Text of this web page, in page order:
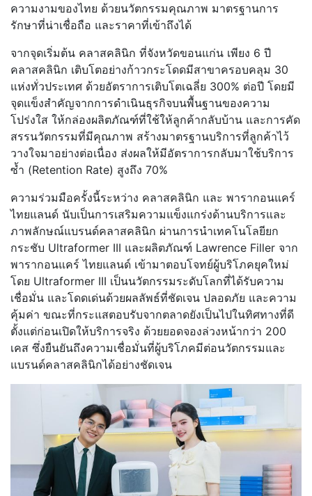
ความงามของไทย ด้วยนวัตกรรมคุณภาพ มาตรฐานการ
รักษาที่น่าเชื่อถือ และราคาที่เข้าถึงได้
จากจุดเริ่มต้น คลาสคลินิก ที่จังหวัดขอนแก่น เพียง 6 ปี
คลาสคลินิก เติบโตอย่างก้าวกระโดดมีสาขาครอบคลุม 30
แห่งทั่วประเทศ ด้วยอัตราการเติบโตเฉลี่ย 300% ต่อปี โดยมี
จุดแข็งสำคัญจากการดำเนินธุรกิจบนพื้นฐานของความ
โปร่งใส ให้กล่องผลิตภัณฑ์ที่ใช้ให้ลูกค้ากลับบ้าน และการคัด
สรรนวัตกรรมที่มีคุณภาพ สร้างมาตรฐานบริการที่ลูกค้าไว้
วางใจมาอย่างต่อเนื่อง ส่งผลให้มีอัตราการกลับมาใช้บริการ
ซ้ำ (Retention Rate) สูงถึง 70%
ความร่วมมือครั้งนี้ระหว่าง คลาสคลินิก และ พารากอนแคร์
ไทยแลนด์ นับเป็นการเสริมความแข็งแกร่งด้านบริการและ
ภาพลักษณ์แบรนด์คลาสคลินิก ผ่านการนำเทคโนโลยียก
กระชับ Ultraformer III และผลิตภัณฑ์ Lawrence Filler จาก
พารากอนแคร์ ไทยแลนด์ เข้ามาตอบโจทย์ผู้บริโภคยุคใหม่
โดย Ultraformer III เป็นนวัตกรรมระดับโลกที่ได้รับความ
เชื่อมั่น และโดดเด่นด้วยผลลัพธ์ที่ชัดเจน ปลอดภัย และความ
คุ้มค่า ขณะที่กระแสตอบรับจากตลาดยังเป็นไปในทิศทางที่ดี
ตั้งแต่ก่อนเปิดให้บริการจริง ด้วยยอดจองล่วงหน้ากว่า 200
เคส ซึ่งยืนยันถึงความเชื่อมั่นที่ผู้บริโภคมีต่อนวัตกรรมและ
แบรนด์คลาสคลินิกได้อย่างชัดเจน